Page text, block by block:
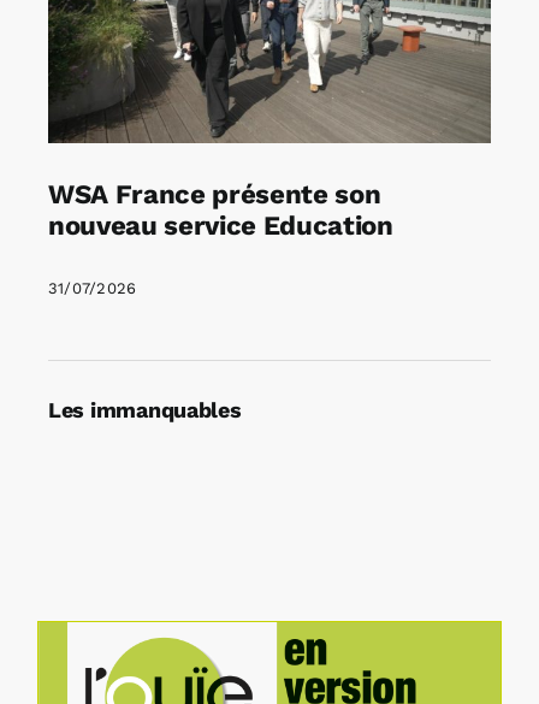
WSA France présente son
nouveau service Education
31/07/2026
Les immanquables